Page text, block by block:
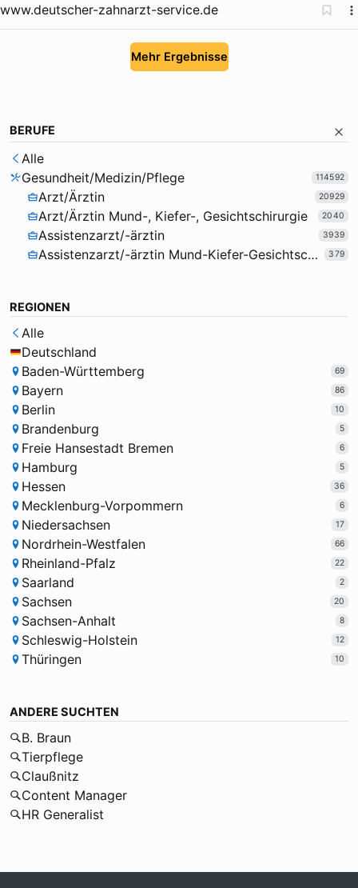
www.deutscher-zahnarzt-service.de
Mehr Ergebnisse
BERUFE
Alle
Gesundheit/Medizin/Pflege
114592
Arzt/Ärztin 20929
Arzt/Ärztin Mund-, Kiefer-, Gesichtschirurgie 2040
Assistenzarzt/-ärztin 3939
Assistenzarzt/-ärztin Mund-Kiefer-Gesichtschirurgie 379
REGIONEN
Alle
Deutschland
Baden-Württemberg
69
Bayern 86
Berlin 10
Brandenburg 5
Freie Hansestadt Bremen 6
Hamburg 5
Hessen 36
Mecklenburg-Vorpommern 6
Niedersachsen 17
Nordrhein-Westfalen 66
Rheinland-Pfalz 22
Saarland 2
Sachsen 20
Sachsen-Anhalt 8
Schleswig-Holstein 12
Thüringen 10
ANDERE SUCHTEN
B. Braun
Tierpflege
Claußnitz
Content Manager
HR Generalist